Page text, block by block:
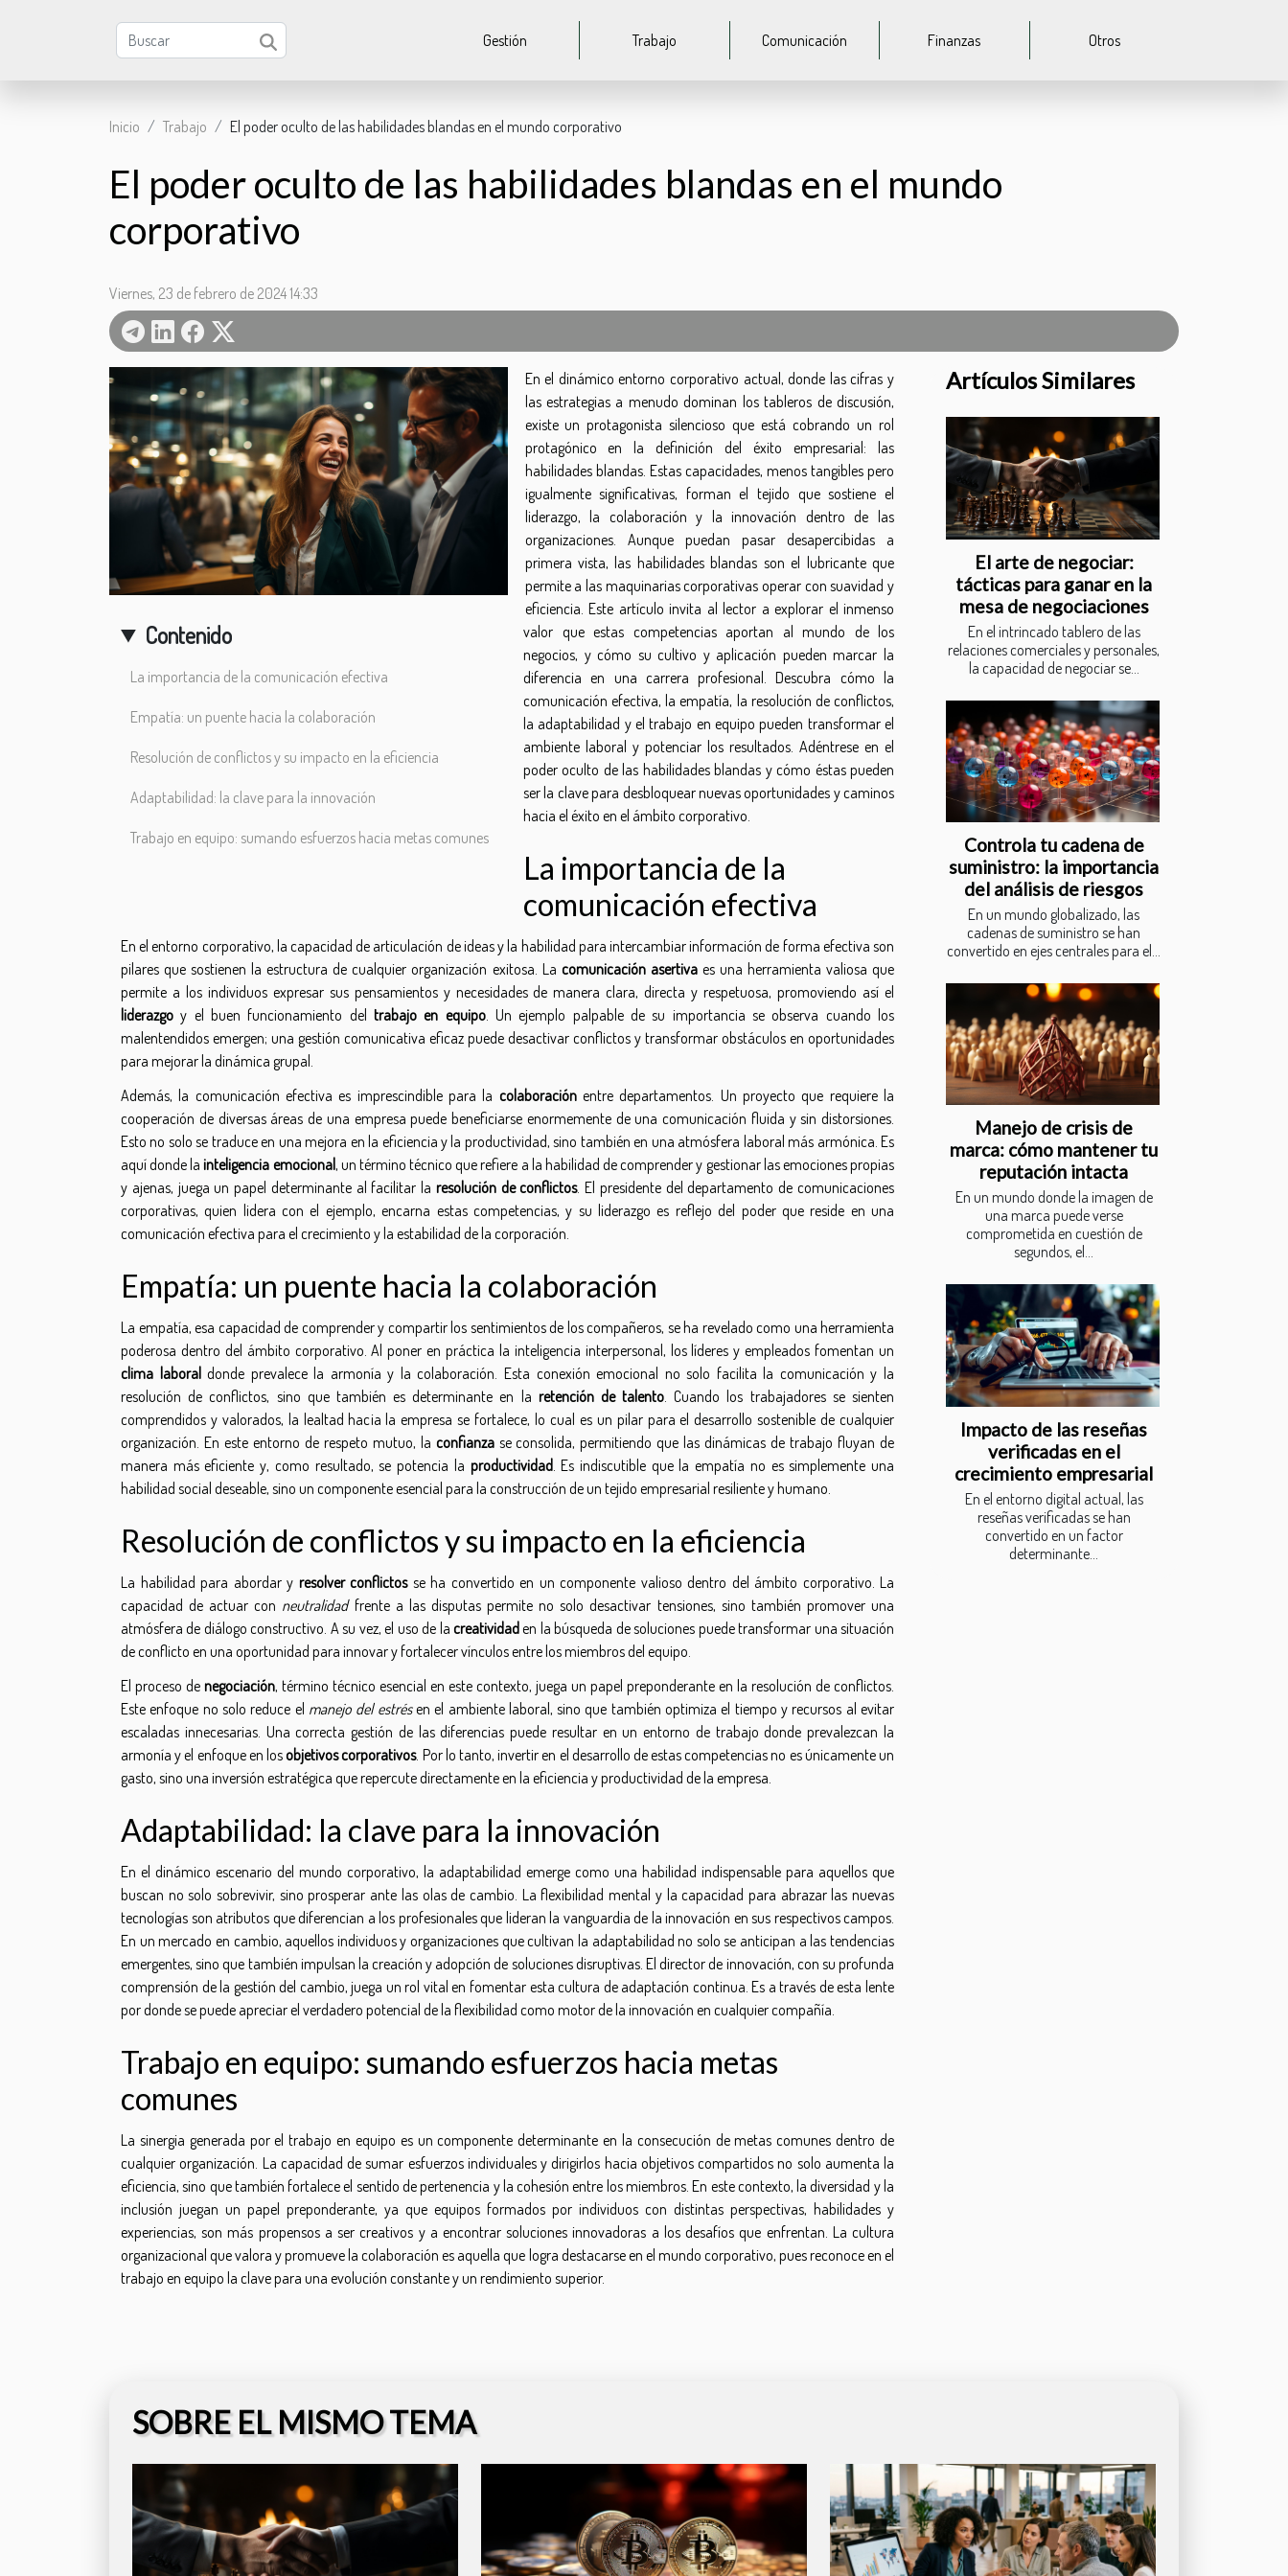
Gestión Trabajo Comunicación Finanzas Otros
Inicio Trabajo El poder oculto de las habilidades blandas en el mundo corporativo
El poder oculto de las habilidades blandas en el mundo
corporativo
Viernes, 23 de febrero de 2024 14:33
Contenido
La importancia de la comunicación efectiva
Empatía: un puente hacia la colaboración
Resolución de conflictos y su impacto en la eficiencia
Adaptabilidad: la clave para la innovación
Trabajo en equipo: sumando esfuerzos hacia metas comunes
En el dinámico entorno corporativo actual, donde las cifras y
las estrategias a menudo dominan los tableros de discusión,
existe un protagonista silencioso que está cobrando un rol
protagónico en la definición del éxito empresarial: las
habilidades blandas. Estas capacidades, menos tangibles pero
igualmente significativas, forman el tejido que sostiene el
liderazgo, la colaboración y la innovación dentro de las
organizaciones. Aunque puedan pasar desapercibidas a
primera vista, las habilidades blandas son el lubricante que
permite a las maquinarias corporativas operar con suavidad y
eficiencia. Este artículo invita al lector a explorar el inmenso
valor que estas competencias aportan al mundo de los
negocios, y cómo su cultivo y aplicación pueden marcar la
diferencia en una carrera profesional. Descubra cómo la
comunicación efectiva, la empatía, la resolución de conflictos,
la adaptabilidad y el trabajo en equipo pueden transformar el
ambiente laboral y potenciar los resultados. Adéntrese en el
poder oculto de las habilidades blandas y cómo éstas pueden
ser la clave para desbloquear nuevas oportunidades y caminos
hacia el éxito en el ámbito corporativo.
La importancia de la
comunicación efectiva
En el entorno corporativo, la capacidad de articulación de ideas y la habilidad para intercambiar información de forma efectiva son
pilares que sostienen la estructura de cualquier organización exitosa. La comunicación asertivaes una herramienta valiosa que
permite a los individuos expresar sus pensamientos y necesidades de manera clara, directa y respetuosa, promoviendo así el
liderazgo y el buen funcionamiento del trabajo en equipo. Un ejemplo palpable de su importancia se observa cuando los
malentendidos emergen; una gestión comunicativa eficaz puede desactivar conflictos y transformar obstáculos en oportunidades
para mejorar la dinámica grupal.
Además, la comunicación efectiva es imprescindible para la colaboraciónentre departamentos. Un proyecto que requiere la
cooperación de diversas áreas de una empresa puede beneficiarse enormemente de una comunicación fluida y sin distorsiones.
Esto no solo se traduce en una mejora en la eficiencia y la productividad, sino también en una atmósfera laboral más armónica. Es
aquí donde lainteligencia emocional, un término técnico que refiere a la habilidad de comprender y gestionar las emociones propias
y ajenas, juega un papel determinante al facilitar la resolución de conflictos. El presidente del departamento de comunicaciones
corporativas, quien lidera con el ejemplo, encarna estas competencias, y su liderazgo es reflejo del poder que reside en una
comunicación efectiva para el crecimiento y la estabilidad de la corporación.
Empatía: un puente hacia la colaboración
La empatía, esa capacidad de comprender y compartir los sentimientos de los compañeros, se ha revelado como una herramienta
poderosa dentro del ámbito corporativo. Al poner en práctica la inteligencia interpersonal, los líderes y empleados fomentan un
clima laboraldonde prevalece la armonía y la colaboración. Esta conexión emocional no solo facilita la comunicación y la
resolución de conflictos, sino que también es determinante en la retención de talento. Cuando los trabajadores se sienten
comprendidos y valorados, la lealtad hacia la empresa se fortalece, lo cual es un pilar para el desarrollo sostenible de cualquier
organización. En este entorno de respeto mutuo, la confianzase consolida, permitiendo que las dinámicas de trabajo fluyan de
manera más eficiente y, como resultado, se potencia la productividad. Es indiscutible que la empatía no es simplemente una
habilidad social deseable, sino un componente esencial para la construcción de un tejido empresarial resiliente y humano.
Resolución de conflictos y su impacto en la eficiencia
La habilidad para abordar y resolver conflictosse ha convertido en un componente valioso dentro del ámbito corporativo. La
capacidad de actuar con neutralidadfrente a las disputas permite no solo desactivar tensiones, sino también promover una
atmósfera de diálogo constructivo. A su vez, el uso de la creatividaden la búsqueda de soluciones puede transformar una situación
de conflicto en una oportunidad para innovar y fortalecer vínculos entre los miembros del equipo.
El proceso de negociación, término técnico esencial en este contexto, juega un papel preponderante en la resolución de conflictos.
Este enfoque no solo reduce el manejo del estrésen el ambiente laboral, sino que también optimiza el tiempo y recursos al evitar
escaladas innecesarias. Una correcta gestión de las diferencias puede resultar en un entorno de trabajo donde prevalezcan la
armonía y el enfoque en losobjetivos corporativos. Por lo tanto, invertir en el desarrollo de estas competencias no es únicamente un
gasto, sino una inversión estratégica que repercute directamente en la eficiencia y productividad de la empresa.
Adaptabilidad: la clave para la innovación
En el dinámico escenario del mundo corporativo, la adaptabilidad emerge como una habilidad indispensable para aquellos que
buscan no solo sobrevivir, sino prosperar ante las olas de cambio. La flexibilidad mental y la capacidad para abrazar las nuevas
tecnologías son atributos que diferencian a los profesionales que lideran la vanguardia de la innovación en sus respectivos campos.
En un mercado en cambio, aquellos individuos y organizaciones que cultivan la adaptabilidad no solo se anticipan a las tendencias
emergentes, sino que también impulsan la creación y adopción de soluciones disruptivas. El director de innovación, con su profunda
comprensión de la gestión del cambio, juega un rol vital en fomentar esta cultura de adaptación continua. Es a través de esta lente
por donde se puede apreciar el verdadero potencial de la flexibilidad como motor de la innovación en cualquier compañía.
Trabajo en equipo: sumando esfuerzos hacia metas
comunes
La sinergia generada por el trabajo en equipo es un componente determinante en la consecución de metas comunes dentro de
cualquier organización. La capacidad de sumar esfuerzos individuales y dirigirlos hacia objetivos compartidos no solo aumenta la
eficiencia, sino que también fortalece el sentido de pertenencia y la cohesión entre los miembros. En este contexto, la diversidad y la
inclusión juegan un papel preponderante, ya que equipos formados por individuos con distintas perspectivas, habilidades y
experiencias, son más propensos a ser creativos y a encontrar soluciones innovadoras a los desafíos que enfrentan. La cultura
organizacional que valora y promueve la colaboración es aquella que logra destacarse en el mundo corporativo, pues reconoce en el
trabajo en equipo la clave para una evolución constante y un rendimiento superior.
Artículos Similares
El arte de negociar:
tácticas para ganar en la
mesa de negociaciones
En el intrincado tablero de las
relaciones comerciales y personales,
la capacidad de negociar se...
Controla tu cadena de
suministro: la importancia
del análisis de riesgos
En un mundo globalizado, las
cadenas de suministro se han
convertido en ejes centrales para el...
Manejo de crisis de
marca: cómo mantener tu
reputación intacta
En un mundo donde la imagen de
una marca puede verse
comprometida en cuestión de
segundos, el...
Impacto de las reseñas
verificadas en el
crecimiento empresarial
En el entorno digital actual, las
reseñas verificadas se han
convertido en un factor
determinante...
SOBRE EL MISMO TEMA